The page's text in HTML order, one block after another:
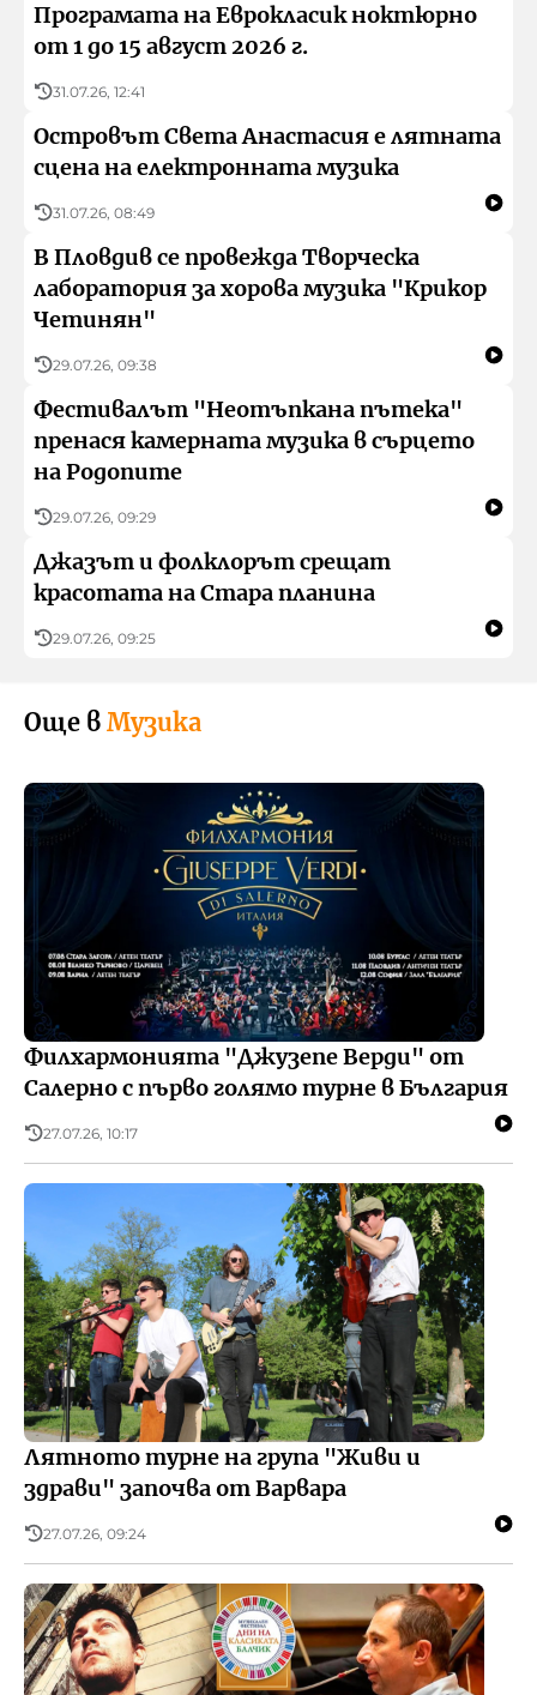
Програмата на Еврокласик ноктюрно
от 1 до 15 август 2026 г.
31.07.26, 12:41
Островът Света Анастасия е лятната
сцена на електронната музика
31.07.26, 08:49
В Пловдив се провежда Творческа
лаборатория за хорова музика "Крикор
Четинян"
29.07.26, 09:38
Фестивалът "Неотъпкана пътека"
пренася камерната музика в сърцето
на Родопите
29.07.26, 09:29
Джазът и фолклорът срещат
красотата на Стара планина
29.07.26, 09:25
Още в Музика
Филхармонията "Джузепе Верди" от
Салерно с първо голямо турне в България
27.07.26, 10:17
Лятното турне на група "Живи и
здрави" започва от Варвара
27.07.26, 09:24